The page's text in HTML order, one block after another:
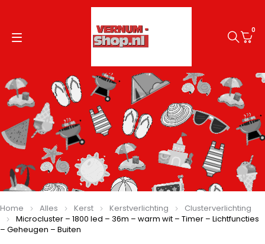
0
Home Alles Kerst Kerstverlichting
Clusterverlichting
Microcluster – 1800 led – 36m – warm wit – Timer – Lichtfuncties
– Geheugen – Buiten